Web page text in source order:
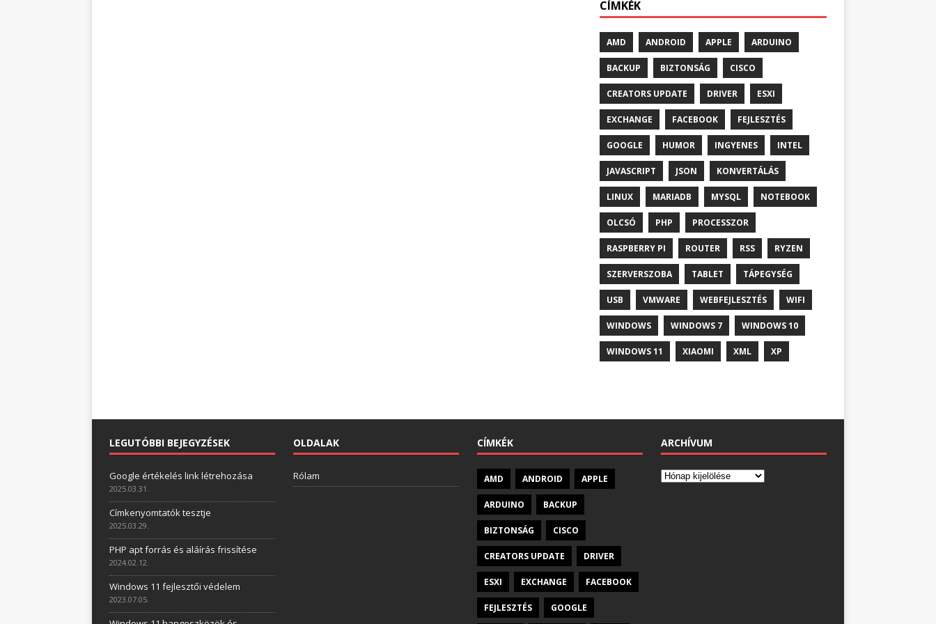
CÍMKÉK
AMD ANDROID APPLE ARDUINO
BACKUP BIZTONSÁG CISCO
CREATORS UPDATE DRIVER ESXI
EXCHANGE FACEBOOK FEJLESZTÉS
GOOGLE HUMOR INGYENES INTEL
JAVASCRIPT JSON KONVERTÁLÁS
LINUX MARIADB MYSQL NOTEBOOK
OLCSÓ PHP PROCESSZOR
RASPBERRY PI ROUTER RSS RYZEN
SZERVERSZOBA TABLET TÁPEGYSÉG
USB VMWARE WEBFEJLESZTÉS WIFI
WINDOWS WINDOWS 7 WINDOWS 10
WINDOWS 11 XIAOMI XML XP
LEGUTÓBBI BEJEGYZÉSEK
Google értékelés link létrehozása
2025.03.31.
Címkenyomtatók tesztje
2025.03.29.
PHP apt forrás és aláírás frissítése
2024.02.12.
Windows 11 fejlesztői védelem
2023.07.05.
OLDALAK
Rólam
CÍMKÉK
AMD ANDROID APPLE
ARDUINO BACKUP
BIZTONSÁG CISCO
CREATORS UPDATE DRIVER
ESXI EXCHANGE FACEBOOK
FEJLESZTÉS GOOGLE
ARCHÍVUM